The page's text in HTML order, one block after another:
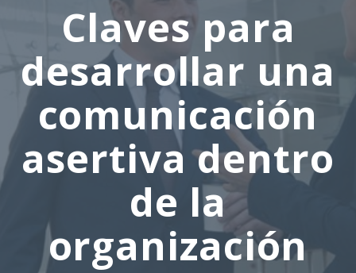
Claves para
desarrollar una
comunicación
asertiva dentro
de la
organización